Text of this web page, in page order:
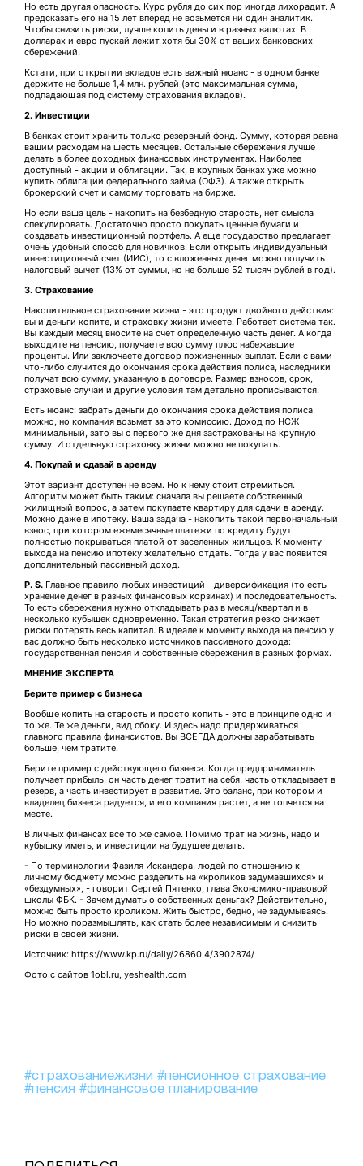
Но есть другая опасность. Курс рубля до сих пор иногда лихорадит. А
предсказать его на 15 лет вперед не возьмется ни один аналитик.
Чтобы снизить риски, лучше копить деньги в разных валютах. В
долларах и евро пускай лежит хотя бы 30% от ваших банковских
сбережений.
Кстати, при открытии вкладов есть важный нюанс - в одном банке
держите не больше 1,4 млн. рублей (это максимальная сумма,
подпадающая под систему страхования вкладов).
2. Инвестиции
В банках стоит хранить только резервный фонд. Сумму, которая равна
вашим расходам на шесть месяцев. Остальные сбережения лучше
делать в более доходных финансовых инструментах. Наиболее
доступный - акции и облигации. Так, в крупных банках уже можно
купить облигации федерального займа (ОФЗ). А также открыть
брокерский счет и самому торговать на бирже.
Но если ваша цель - накопить на безбедную старость, нет смысла
спекулировать. Достаточно просто покупать ценные бумаги и
создавать инвестиционный портфель. А еще государство предлагает
очень удобный способ для новичков. Если открыть индивидуальный
инвестиционный счет (ИИС), то с вложенных денег можно получить
налоговый вычет (13% от суммы, но не больше 52 тысяч рублей в год).
3. Страхование
Накопительное страхование жизни - это продукт двойного действия:
вы и деньги копите, и страховку жизни имеете. Работает система так.
Вы каждый месяц вносите на счет определенную часть денег. А когда
выходите на пенсию, получаете всю сумму плюс набежавшие
проценты. Или заключаете договор пожизненных выплат. Если с вами
что-либо случится до окончания срока действия полиса, наследники
получат всю сумму, указанную в договоре. Размер взносов, срок,
страховые случаи и другие условия там детально прописываются.
Есть нюанс: забрать деньги до окончания срока действия полиса
можно, но компания возьмет за это комиссию. Доход по НСЖ
минимальный, зато вы с первого же дня застрахованы на крупную
сумму. И отдельную страховку жизни можно не покупать.
4. Покупай и сдавай в аренду
Этот вариант доступен не всем. Но к нему стоит стремиться.
Алгоритм может быть таким: сначала вы решаете собственный
жилищный вопрос, а затем покупаете квартиру для сдачи в аренду.
Можно даже в ипотеку. Ваша задача - накопить такой первоначальный
взнос, при котором ежемесячные платежи по кредиту будут
полностью покрываться платой от заселенных жильцов. К моменту
выхода на пенсию ипотеку желательно отдать. Тогда у вас появится
дополнительный пассивный доход.
P. S. Главное правило любых инвестиций - диверсификация (то есть
хранение денег в разных финансовых корзинах) и последовательность.
То есть сбережения нужно откладывать раз в месяц/квартал и в
несколько кубышек одновременно. Такая стратегия резко снижает
риски потерять весь капитал. В идеале к моменту выхода на пенсию у
вас должно быть несколько источников пассивного дохода:
государственная пенсия и собственные сбережения в разных формах.
МНЕНИЕ ЭКСПЕРТА
Берите пример с бизнеса
Вообще копить на старость и просто копить - это в принципе одно и
то же. Те же деньги, вид сбоку. И здесь надо придерживаться
главного правила финансистов. Вы ВСЕГДА должны зарабатывать
больше, чем тратите.
Берите пример с действующего бизнеса. Когда предприниматель
получает прибыль, он часть денег тратит на себя, часть откладывает в
резерв, а часть инвестирует в развитие. Это баланс, при котором и
владелец бизнеса радуется, и его компания растет, а не топчется на
месте.
В личных финансах все то же самое. Помимо трат на жизнь, надо и
кубышку иметь, и инвестиции на будущее делать.
- По терминологии Фазиля Искандера, людей по отношению к
личному бюджету можно разделить на «кроликов задумавшихся» и
«бездумных», - говорит Сергей Пятенко, глава Экономико-правовой
школы ФБК. - Зачем думать о собственных деньгах? Действительно,
можно быть просто кроликом. Жить быстро, бедно, не задумываясь.
Но можно поразмышлять, как стать более независимым и снизить
риски в своей жизни.
Источник: https://www.kp.ru/daily/26860.4/3902874/
Фото с сайтов 1obl.ru, yeshealth.com
#страхованиежизни #пенсионное страхование
#пенсия #финансовое планирование